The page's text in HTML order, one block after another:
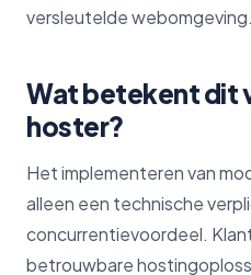
versleutelde webomgeving.
Wat betekent dit
hoster?
Het implementeren van
alleen een technische
concurrentievoordeel.
betrouwbare